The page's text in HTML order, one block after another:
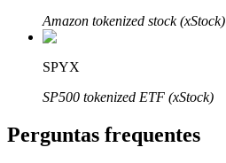
Amazon tokenized stock (xStock)
SPYX
SP500 tokenized ETF (xStock)
Perguntas frequentes